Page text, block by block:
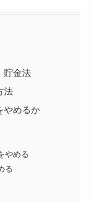
貯金法
法
やめるか
やめる
る